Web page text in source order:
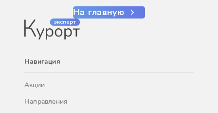
На главную
Навигация
Акции
Направления